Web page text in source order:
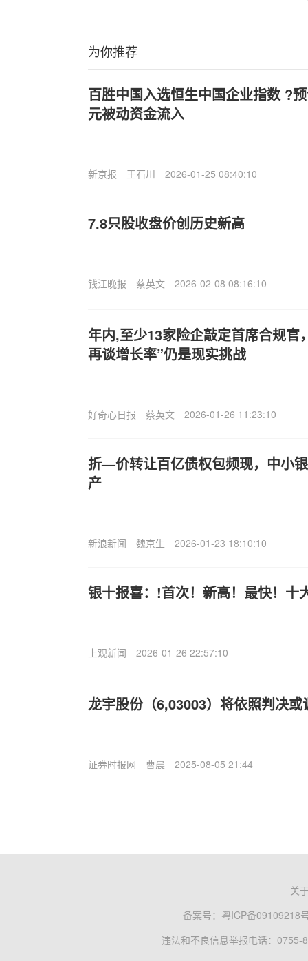
为你推荐
百胜中国入选恒生中国企业指数 ?
元被动资金流入
新京报 王石川 2026-01-25 08:40:10
7.8只股收盘价创历史新高
钱江晚报 蔡英文 2026-02-08 08:16:10
年内,至少13家险企敲定首席合规官
再谈增长率”仍是现实挑战
好奇心日报 蔡英文 2026-01-26 11:23:10
折—价转让百亿债权包频现，中小
产
新浪新闻 魏京生 2026-01-23 18:10:10
银十报喜：!首次！新高！最快！十
上观新闻 2026-01-26 22:57:10
龙宇股份（6,03003）将依照判决
证券时报网 曹晨 2025-08-05 21:44
关
备案号： 粤ICP备09109218
违法和不良信息举报电话：0755-